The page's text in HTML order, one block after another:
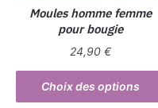
Moules homme femme
pour bougie
24,90 €
Choix des options
Ce
produit